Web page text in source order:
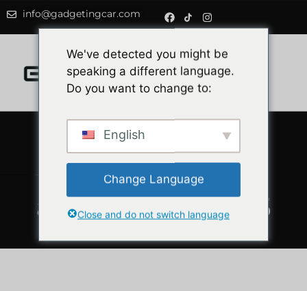
info@gadgetingcar.com
¿Xenon o LED?
Comparativa
actualizada 2025
We've detected you might be
speaking a different language.
Do you want to change to:
English
Change Language
Close and do not switch language